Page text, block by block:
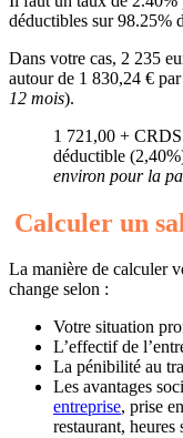
déductibles sur 98.25%
Dans votre cas, 2 235
autour de 1 830,24 €
12 mois).
1 721,00 +
déductible
environ pour la
Calculer un
La manière de calculer
change selon :
Votre situation
L’effectif de
La pénibilité au
Les avantages
entreprise, prise
restaurant,